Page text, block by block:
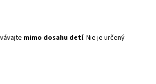
mimo dosahu detí. Nie je určený